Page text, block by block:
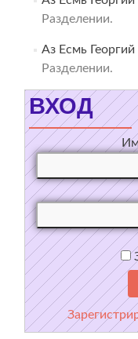
Разделении.
Аз Есмь Георгий
Разделении.
ВХОД